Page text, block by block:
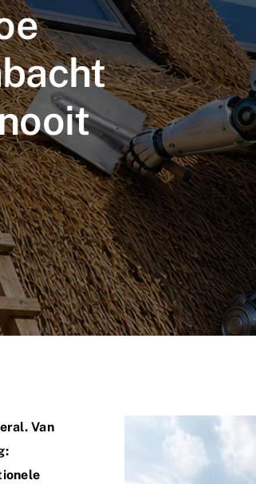
Van